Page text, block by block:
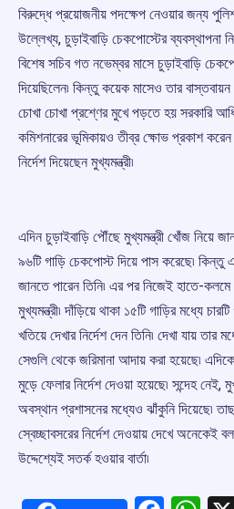
বিরুদ্ধে প্রয়োজনীয় পদক্ষেপ নেওয়ার জন্য
উল্লেখ্য, চুড়াইবাড়ি চেকপোস্টের
বিশেষ সচিব গত নভেম্বর মাসে চুড়াইবাড়ি
দিয়েছিলেন৷ কিন্তু কয়েক মাসেও তার
চোখা চোখা প্রশ্ণের মুখে পড়তে হয় সরকারি
কমিশনারের ভূমিকায়ও তীব্র ক্ষোভ প্রকাশ করেন
নির্দেশ দিয়েছেন মুখ্যমন্ত্রী৷
এদিন চুড়াইবাড়ি পৌঁছে মুখ্যমন্ত্রী খোঁজ নিয়ে
৯৬টি গাড়ি চেকপোস্ট দিয়ে পাস করেছে৷ কিন্তু
জানতে পারেন তিনি৷ এর পর নিজেই হাতে-কলমে
মুখ্যমন্ত্রী৷ দাঁড়িয়ে থাকা ১৫টি গাড়ির মধ্যে
খতিয়ে দেখার নির্দেশ দেন তিনি৷ দেখা যায় তার
সেগুলি থেকে জরিমানা আদায় করা হয়েছে৷
মুড়ে ফেলার নির্দেশ দেওয়া হয়েছে৷ সন্দেহ
অবস্থান প্রশাসনের মধ্যেও ঝাঁকুনি দিয়েছে৷
স্বেচ্ছাবসরের নির্দেশ দেওয়ায় দেখে অনেকেই
উদ্দেশ্যেই সতর্ক হওয়ার বার্তা৷